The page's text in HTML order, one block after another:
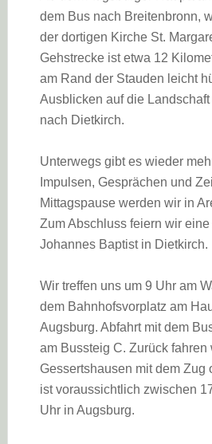
dem Bus nach Breitenbronn,
der dortigen Kirche St.
Gehstrecke ist etwa 12
am Rand der Stauden leicht
Ausblicken auf die
nach Dietkirch.
Unterwegs gibt es wieder
Impulsen, Gesprächen und
Mittagspause werden wir in
Zum Abschluss feiern wir
Johannes Baptist in Dietkirch.
Wir treffen uns um 9 Uhr am
dem Bahnhofsvorplatz am
Augsburg. Abfahrt mit dem
am Bussteig C. Zurück fahren
Gessertshausen mit dem Zug
ist voraussichtlich zwischen
Uhr in Augsburg.